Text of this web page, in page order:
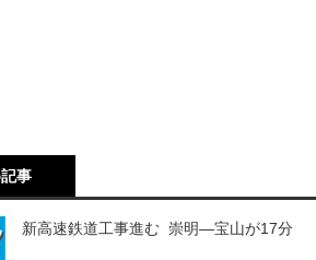
事
新高速鉄道工事進む 崇明―宝山が17分